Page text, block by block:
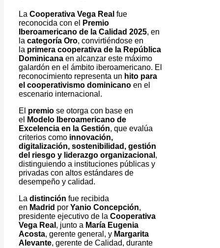
La Cooperativa Vega Real fue
reconocida con el
Premio
Iberoamericano de la Calidad 2025, en
la categoría Oro, convirtiéndose en
la primera cooperativa de la República
Dominicana en alcanzar este máximo
galardón en el ámbito iberoamericano. El
reconocimiento representa un hito para
el cooperativismo dominicano en el
escenario internacional.
El premio se otorga con base en
el
Modelo Iberoamericano de
Excelencia en la Gestión, que evalúa
criterios como innovación,
digitalización, sostenibilidad, gestión
del riesgo y liderazgo organizacional ,
distinguiendo a instituciones públicas y
privadas con altos estándares de
desempeño y calidad.
La distinción fue recibida
en Madrid por Yanio Concepción,
presidente ejecutivo de la Cooperativa
Vega Real , junto a María Eugenia
Acosta, gerente general, y Margarita
Alevante, gerente de Calidad, durante